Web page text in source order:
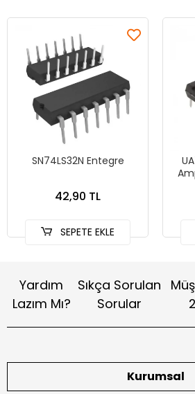
SN74LS32N Entegre
42,90 TL
SEPETE EKLE
Yardım
Lazım Mı?
Sıkça Sorulan
Sorular
Kurumsal